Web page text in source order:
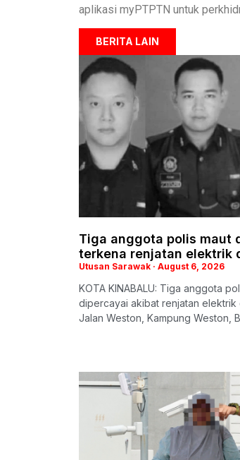
aplikasi myPTPTN untuk
BERITA LAIN
Tiga anggota polis maut
terkena renjatan elektrik
Utusan Sarawak August 6, 2026
KOTA KINABALU: Tiga anggota
dipercayai akibat renjatan elektrik
Jalan Weston, Kampung Weston,